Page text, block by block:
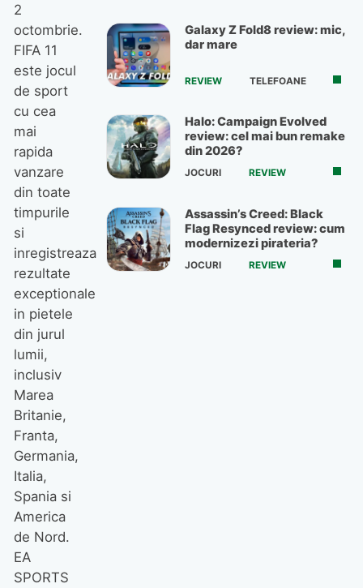
2
octombrie.
FIFA 11
este jocul
de sport
cu cea
mai
rapida
vanzare
din toate
timpurile
si
inregistreaza
rezultate
exceptionale
in pietele
din jurul
lumii,
inclusiv
Marea
Britanie,
Franta,
Germania,
Italia,
Spania si
America
de Nord.
EA
SPORTS
Galaxy Z Fold8 review: mic,
dar mare
REVIEW TELEFOANE
Halo: Campaign Evolved
review: cel mai bun remake
din 2026?
JOCURI REVIEW
Assassin’s Creed: Black
Flag Resynced review: cum
modernizezi pirateria?
JOCURI REVIEW